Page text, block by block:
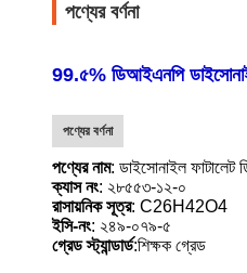
পণ্যের বর্ণনা
99.৫% ডিআইএনপি
পণ্যের বর্ণনা
পণ্যের নাম: ডাইসোনাইল ফাটালেট
ক্যাস নং: ২৮৫৫৩-১২-০
রাসায়নিক সূত্র: C26H42O4
ইসি-নং: ২৪৯-০৭৯-৫
গ্রেড স্ট্যান্ডার্ড:শিক্ষক গ্রেড